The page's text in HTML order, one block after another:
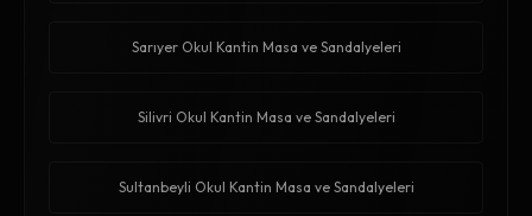
Sarıyer Okul Kantin Masa ve Sandalyeleri
Silivri Okul Kantin Masa ve Sandalyeleri
Sultanbeyli Okul Kantin Masa ve Sandalyeleri